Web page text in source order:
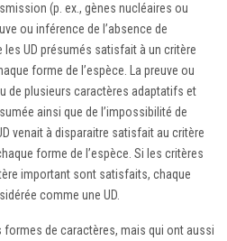
(p. ex., gènes nucléaires ou
ou inférence de l’absence de
UD présumés satisfait à un critère
forme de l’espèce. La preuve ou
de plusieurs caractères adaptatifs et
ainsi que de l’impossibilité de
venait à disparaitre satisfait au critère
forme de l’espèce. Si les critères
important sont satisfaits, chaque
comme une UD.
formes de caractères, mais qui ont aussi